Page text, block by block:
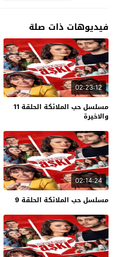
فيديوهات ذات صلة
02:23:12
مسلسل حب الملائكة الحلقة 11
والاخيرة
02:14:24
مسلسل حب الملائكة الحلقة 9